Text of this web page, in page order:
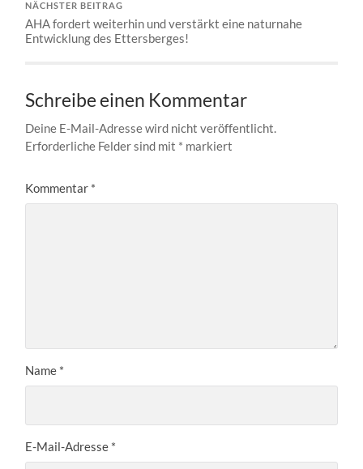
NÄCHSTER BEITRAG
AHA fordert weiterhin und verstärkt eine naturnahe
Entwicklung des Ettersberges!
Schreibe einen Kommentar
Deine E-Mail-Adresse wird nicht veröffentlicht.
Erforderliche Felder sind mit * markiert
Kommentar *
Name *
E-Mail-Adresse *